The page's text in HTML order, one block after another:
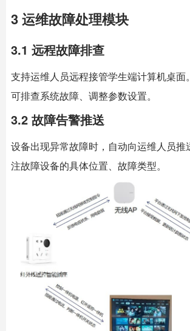
3 运维故障处理模块
3.1 远程故障排查
支持运维人员远程接管学生端计算机桌面
可排查系统故障、调整参数设置。
3.2 故障告警推送
设备出现异常故障时，自动向运维人员推
注故障设备的具体位置、故障类型。